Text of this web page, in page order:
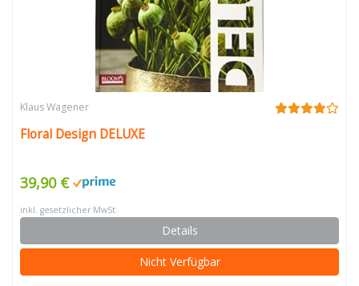
Klaus Wagener
Floral Design DELUXE
39,90 €
inkl. gesetzlicher MwSt.
Details
Nicht Verfügbar